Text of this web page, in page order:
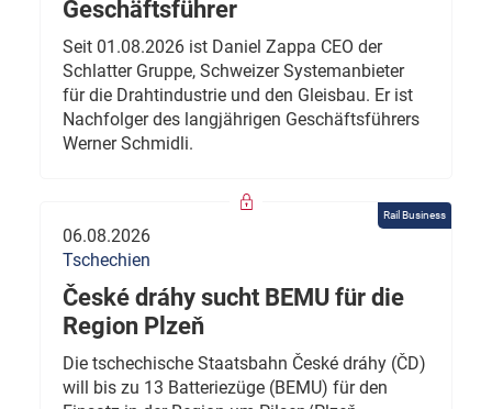
Geschäftsführer
Seit 01.08.2026 ist Daniel Zappa CEO der
Schlatter Gruppe, Schweizer Systemanbieter
für die Drahtindustrie und den Gleisbau. Er ist
Nachfolger des langjährigen Geschäftsführers
Werner Schmidli.
Rail Business
06.08.2026
Tschechien
České dráhy sucht BEMU für die
Region Plzeň
Die tschechische Staatsbahn České dráhy (ČD)
will bis zu 13 Batteriezüge (BEMU) für den